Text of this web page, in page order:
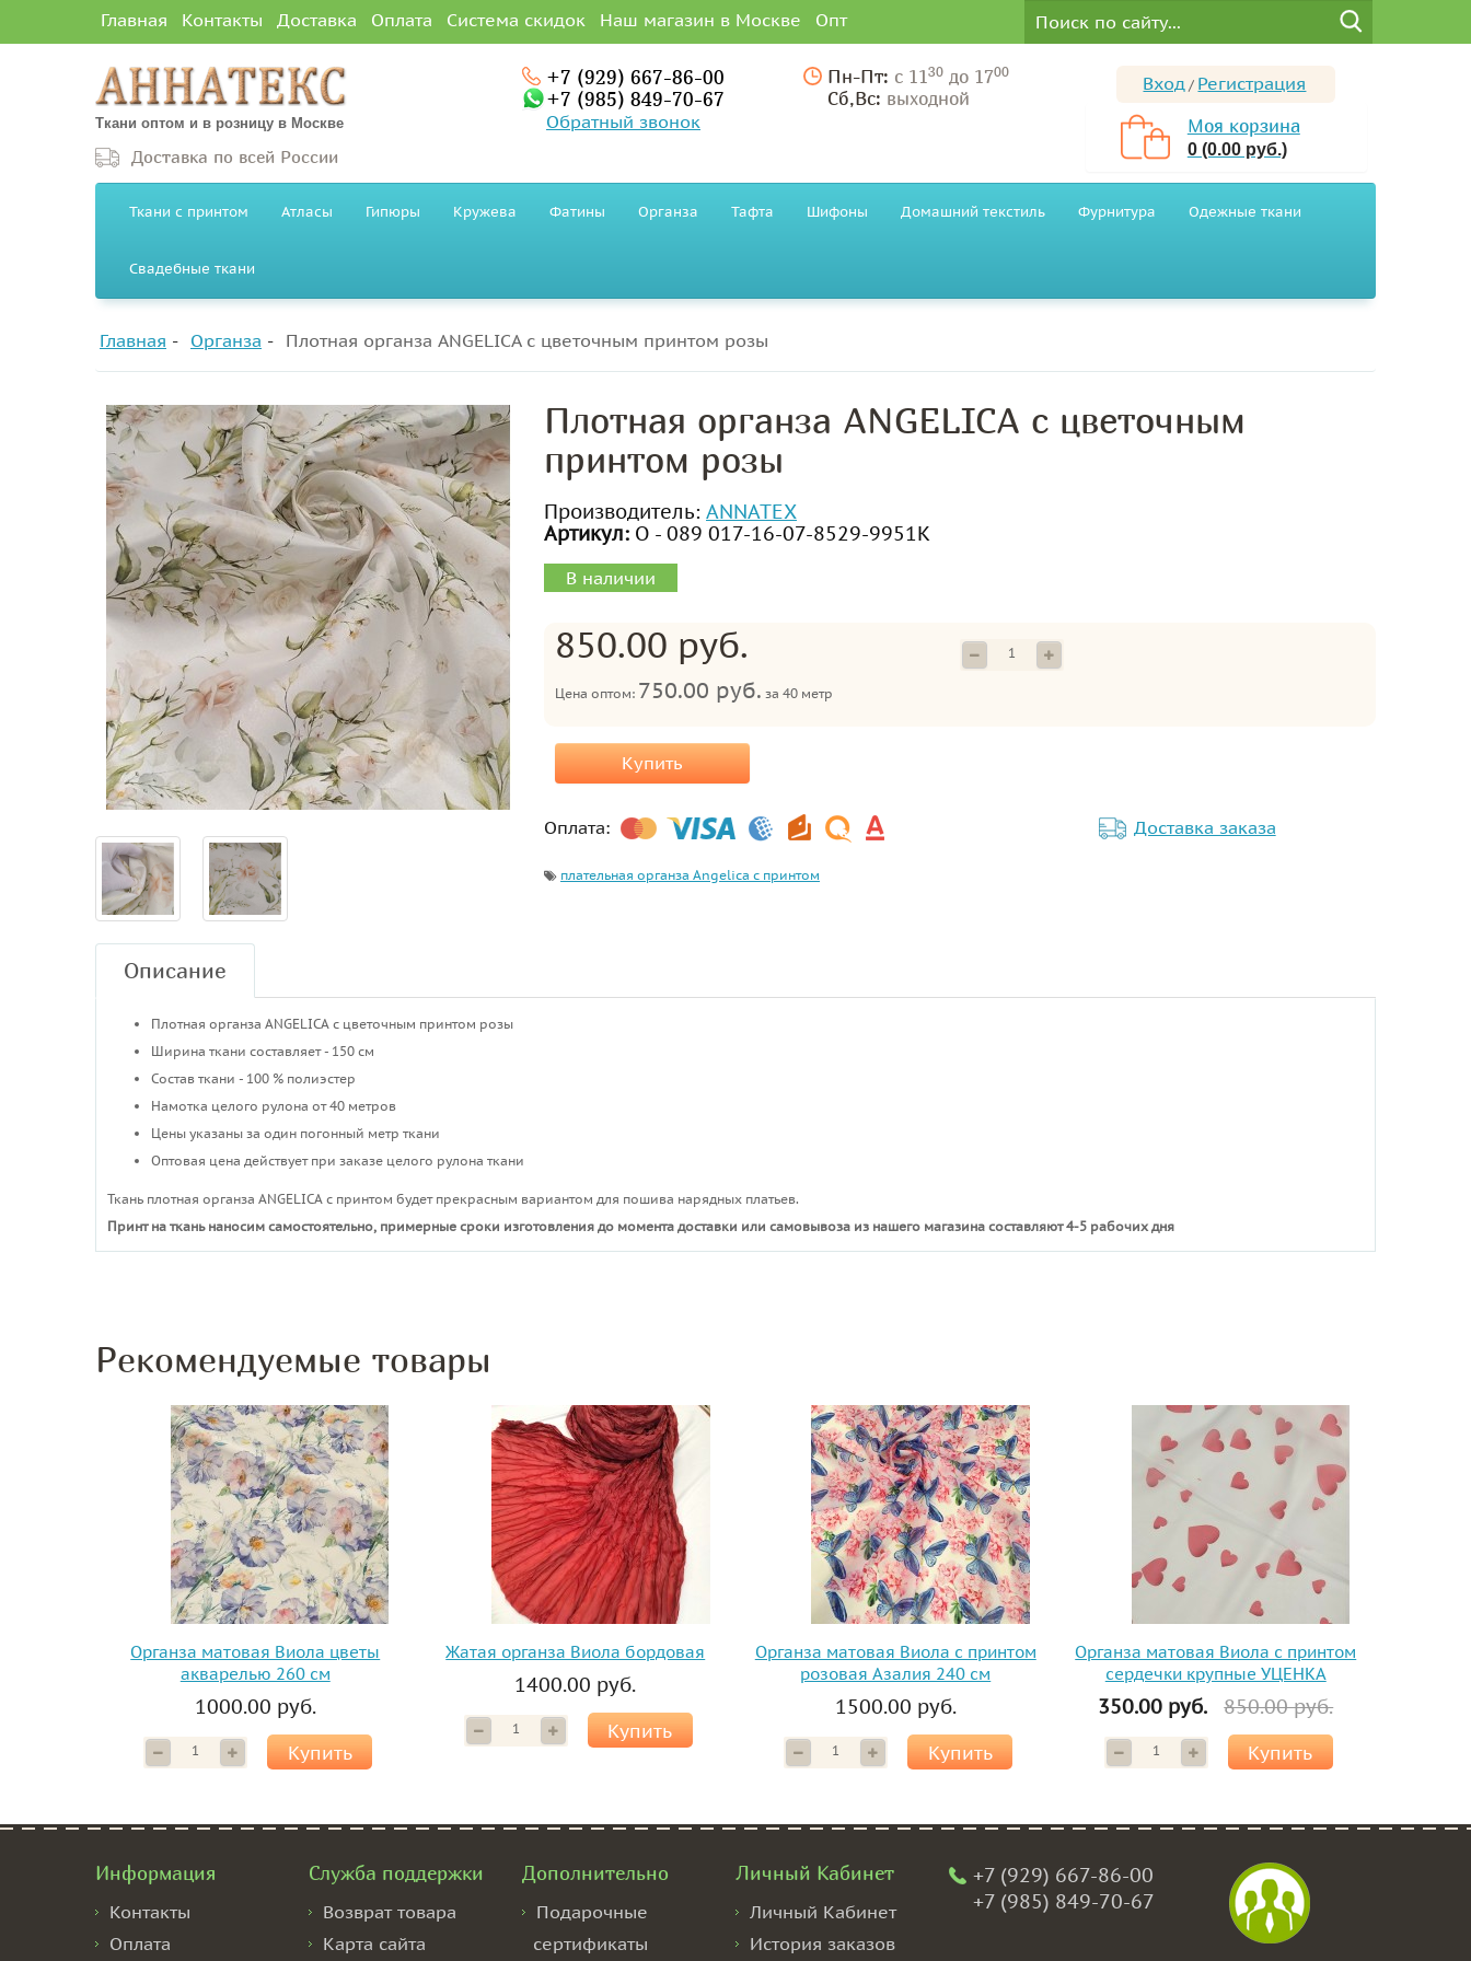
Главная Контакты Доставка Оплата Система скидок Наш магазин в Москве Опт
Ткани оптом и в розницу в Москве
Доставка по всей России
+7 (929) 667-86-00
+7 (985) 849-70-67
Обратный звонок
Пн-Пт: с 1130 до 1700
Сб,Вс: выходной
Вход / Регистрация
Моя корзина
0 (0.00 руб.)
Ткани с принтом Атласы Гипюры Кружева Фатины Органза Тафта Шифоны Домашний текстиль Фурнитура Одежные ткани
Свадебные ткани
Главная Органза Плотная органза ANGELICA с цветочным принтом розы
Плотная органза ANGELICA с цветочным
принтом розы
Производитель: ANNATEX
Артикул: О - 089 017-16-07-8529-9951К
В наличии
850.00 руб.
Цена оптом: 750.00 руб. за 40 метр
Купить
Оплата: Доставка заказа
плательная органза Angelica с принтом
Описание
Плотная органза ANGELICA с цветочным принтом розы
Ширина ткани составляет - 150 см
Состав ткани - 100 % полиэстер
Намотка целого рулона от 40 метров
Цены указаны за один погонный метр ткани
Оптовая цена действует при заказе целого рулона ткани
Ткань плотная органза ANGELICA с принтом будет прекрасным вариантом для пошива нарядных платьев.
Принт на ткань наносим самостоятельно, примерные сроки изготовления до момента доставки или самовывоза из нашего магазина составляют 4-5 рабочих дня
Рекомендуемые товары
Органза матовая Виола цветы
акварелью 260 см
1000.00 руб.
Купить
Жатая органза Виола бордовая
1400.00 руб.
Купить
Органза матовая Виола с принтом
розовая Азалия 240 см
1500.00 руб.
Купить
Органза матовая Виола с принтом
сердечки крупные УЦЕНКА
350.00 руб. 850.00 руб.
Купить
Информация
Контакты
Оплата
Служба поддержки
Возврат товара
Карта сайта
Дополнительно
Подарочные
сертификаты
Личный Кабинет
Личный Кабинет
История заказов
+7 (929) 667-86-00
+7 (985) 849-70-67